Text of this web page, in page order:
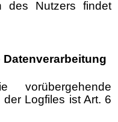
des Nutzers findet
vorübergehende
Logfiles ist Art. 6